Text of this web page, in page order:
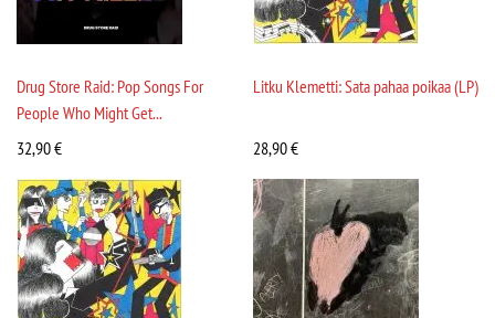
Drug Store Raid: Pop Songs For
People Who Might Get...
32,90€
Litku Klemetti: Sata pahaa poikaa (LP)
28,90€